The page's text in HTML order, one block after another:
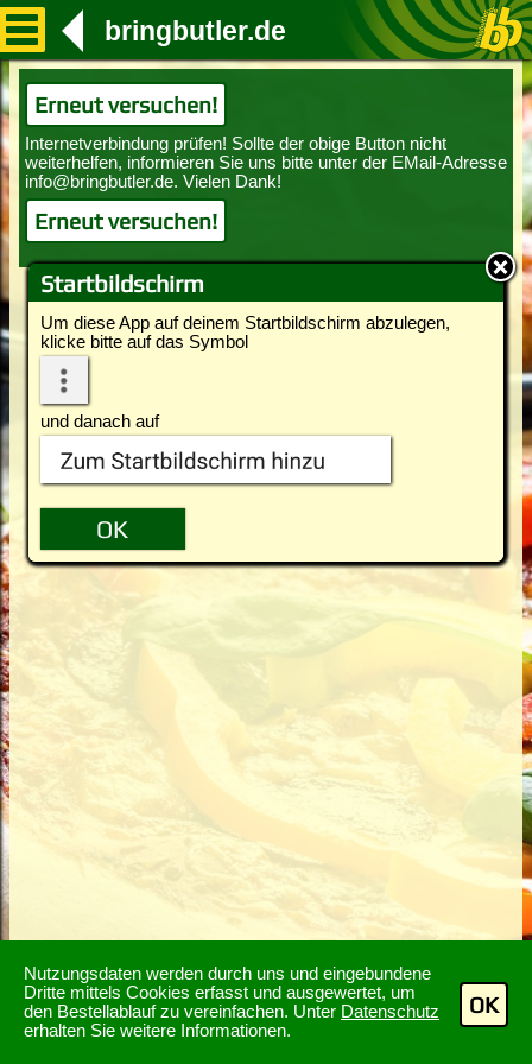
Nutzungsdaten werden durch uns und eingebundene
Dritte mittels Cookies erfasst und ausgewertet, um
den Bestellablauf zu vereinfachen. Unter Datenschutz
erhalten Sie weitere Informationen.
OK
Startbildschirm
Um diese App auf deinem Startbildschirm abzulegen,
klicke bitte auf das Symbol
und danach auf
bringbutler.de
Erneut versuchen!
Erneut versuchen!